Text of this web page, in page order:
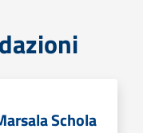
Schola